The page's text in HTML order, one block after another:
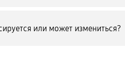
или может измениться?